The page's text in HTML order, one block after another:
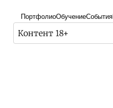
ПортфолиоОбучениеСобытия
Контент 18+